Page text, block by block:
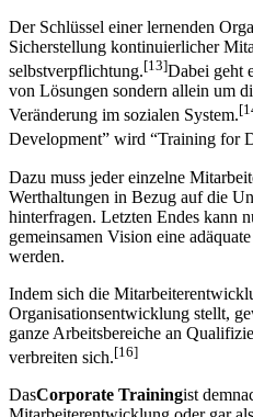
Der Schlüssel einer lernenden
Sicherstellung kontinuierlicher
selbstverpflichtung.[13]Dabei geht
von Lösungen sondern allein um
Veränderung im sozialen System.
Development” wird “Training for
Dazu muss jeder einzelne
Werthaltungen in Bezug auf die
hinterfragen. Letzten Endes kann
gemeinsamen Vision eine
werden.
Indem sich die
Organisationsentwicklung stellt,
ganze Arbeitsbereiche an
verbreiten sich.[16]
DasCorporate Trainingist